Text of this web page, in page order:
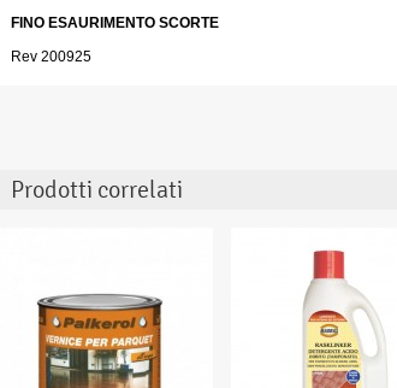
FINO ESAURIMENTO SCORTE
Rev 200925
Prodotti correlati